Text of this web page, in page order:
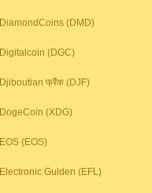
DiamondCoins (DMD)
Digitalcoin (DGC)
Djiboutian फ्रैंक (DJF)
DogeCoin (XDG)
EOS (EOS)
Electronic Gulden (EFL)